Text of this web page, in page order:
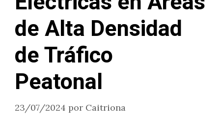
de Alta Densidad
de Tráfico
Peatonal
23/07/2024 por Caitriona